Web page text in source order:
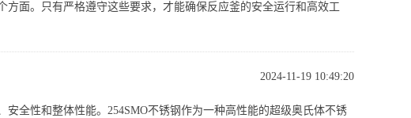
面。只有严格遵守这些要求，才能确保反应釜的安全运行和高效工
2024-11-19 10:49:20
全性和整体性能。254SMO不锈钢作为一种高性能的超级奥氏体不锈